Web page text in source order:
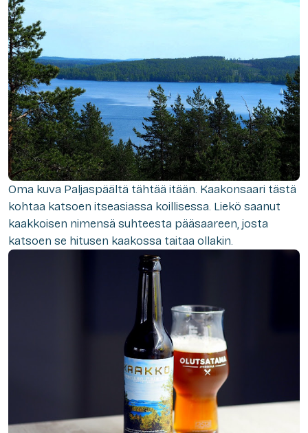
Oma kuva Paljaspäältä tähtää itään. Kaakonsaari tästä
kohtaa katsoen itseasiassa koillisessa. Liekö saanut
kaakkoisen nimensä suhteesta pääsaareen, josta
katsoen se hitusen kaakossa taitaa ollakin.